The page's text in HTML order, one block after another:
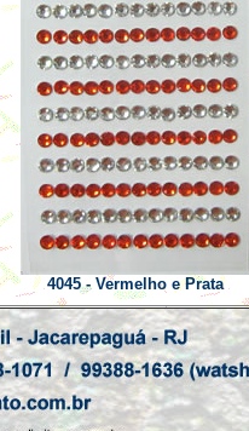
4045 - Vermelho e Prata